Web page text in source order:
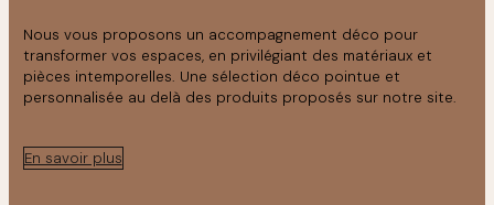
Nous vous proposons un accompagnement déco pour
transformer vos espaces, en privilégiant des matériaux et
pièces intemporelles. Une sélection déco pointue et
personnalisée au delà des produits proposés sur notre site.
En savoir plus